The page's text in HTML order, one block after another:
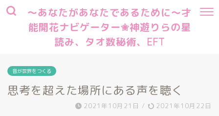
～あなたがあなたであるために～才
能開花ナビゲーター✬神遊りらの星
読み、タオ数秘術、EFT
音が世界をつくる
思考を超えた場所にある声を聴く
2021年10月21日 / 2021年10月22日